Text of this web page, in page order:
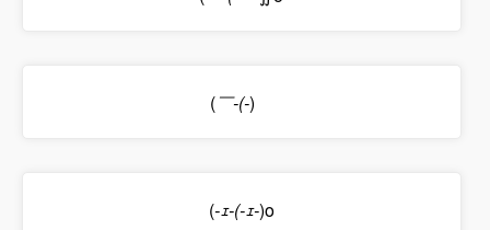
(￣-(-)ゝ
(-ｪ-(-ｪ-)o